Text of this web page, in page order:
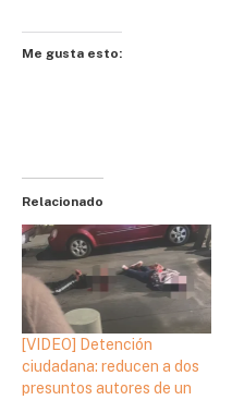
Me gusta esto:
Relacionado
[VIDEO] Detención
ciudadana: reducen a dos
presuntos autores de un